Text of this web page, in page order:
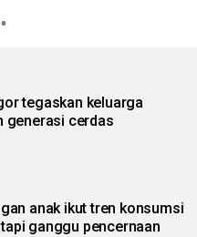
tegaskan keluarga
generasi cerdas
anak ikut tren konsumsi
ganggu pencernaan